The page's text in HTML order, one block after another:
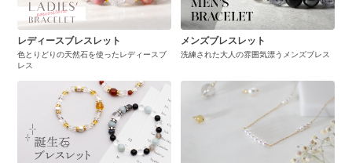
レディースブレスレット
色とりどりの天然石を使ったレディースブ
レス
メンズブレスレット
洗練された大人の雰囲気漂うメンズブレス